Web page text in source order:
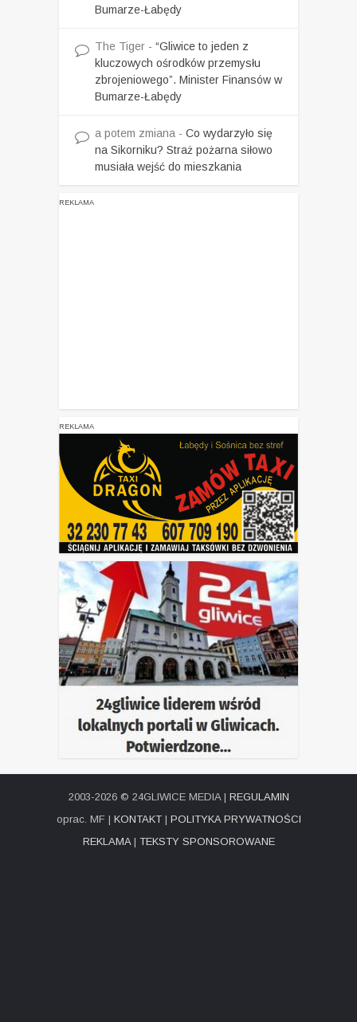
Bumarze-Łabędy
The Tiger - “Gliwice to jeden z
kluczowych ośrodków przemysłu
zbrojeniowego”. Minister Finansów w
Bumarze-Łabędy
a potem zmiana - Co wydarzyło się
na Sikorniku? Straż pożarna siłowo
musiała wejść do mieszkania
REKLAMA
REKLAMA
2003-2026 © 24GLIWICE MEDIA | REGULAMIN
oprac. MF | KONTAKT| POLITYKA PRYWATNOŚCI
REKLAMA| TEKSTY SPONSOROWANE